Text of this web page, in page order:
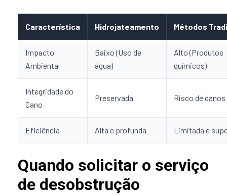
Característica Hidrojateamento Métodos
Impacto
Ambiental
Baixo (Uso de
água)
Alto (Produtos
químicos)
Integridade do
Cano
Preservada Risco de danos
Eficiência Alta e profunda Limitada e
Quando solicitar o serviço
de desobstrução